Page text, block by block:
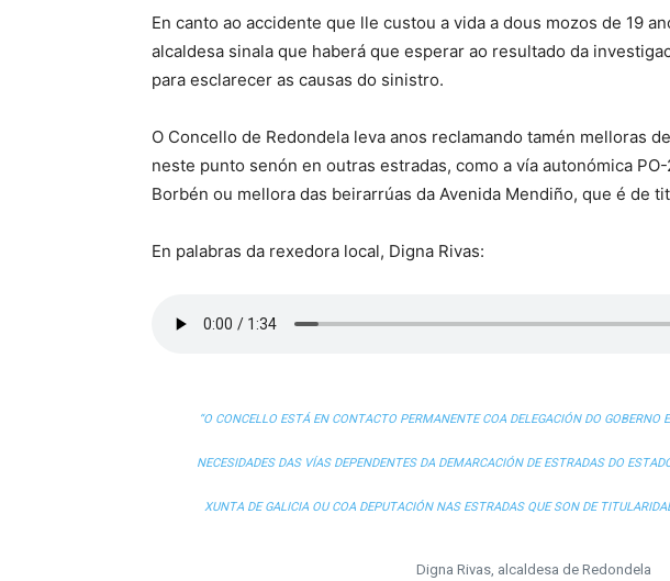
En canto ao accidente que lle custou a vida a dous mozos de 19
alcaldesa sinala que haberá que esperar ao resultado da
para esclarecer as causas do sinistro.
O Concello de Redondela leva anos reclamando tamén melloras
neste punto senón en outras estradas, como a vía autonómica
Borbén ou mellora das beirarrúas da Avenida Mendiño, que é de
En palabras da rexedora local, Digna Rivas:
“O CONCELLO ESTÁ EN CONTACTO PERMANENTE COA DELEGACIÓN DO GOBERNO
NECESIDADES DAS VÍAS DEPENDENTES DA DEMARCACIÓN DE ESTRADAS DO
XUNTA DE GALICIA OU COA DEPUTACIÓN NAS ESTRADAS QUE SON DE
Digna Rivas, alcaldesa de Redondela